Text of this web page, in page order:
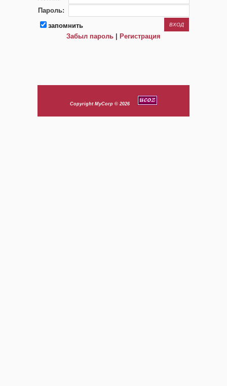
Пароль:
запомнить
Забыл пароль
Регистрация
Copyright MyCorp © 2026